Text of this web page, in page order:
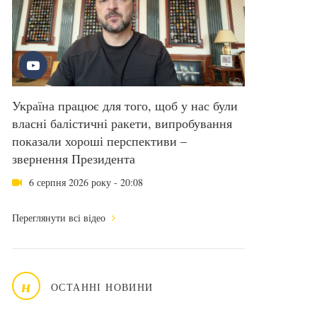
Україна працює для того, щоб у нас були
власні балістичні ракети, випробування
показали хороші перспективи –
звернення Президента
6 серпня 2026 року - 20:08
Переглянути всі відео
н ОСТАННІ НОВИНИ